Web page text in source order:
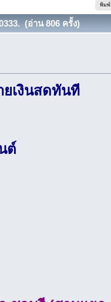
พิมพ์
(อ่าน 806 ครั้ง)
เงินสดทันที
ต์